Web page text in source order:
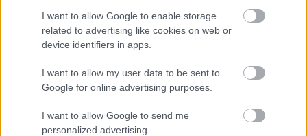
I want to allow Google to enable storage
related to advertising like cookies on web or
device identifiers in apps.
I want to allow my user data to be sent to
Google for online advertising purposes.
I want to allow Google to send me
personalized advertising.
Hagymaszószos tészta kecskesajttal és
füstölt chilipehellyel